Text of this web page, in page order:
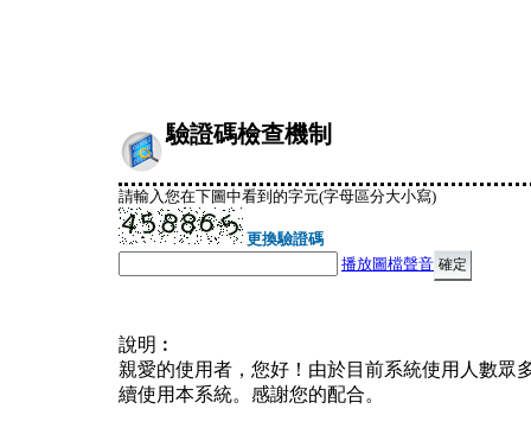
驗證碼檢查機制
請輸入您在下圖中看到的字元(字母區分大小寫)
更換驗證碼
播放圖檔聲音
說明︰
親愛的使用者，您好！由於目前系統使用人數眾
續使用本系統。感謝您的配合。